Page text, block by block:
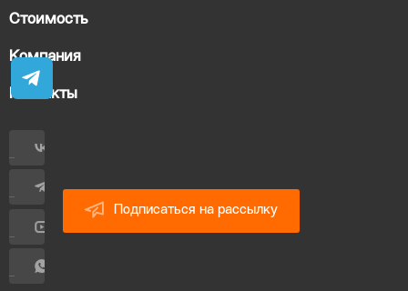
Стоимость
Компания
Контакты
Подписаться на рассылку